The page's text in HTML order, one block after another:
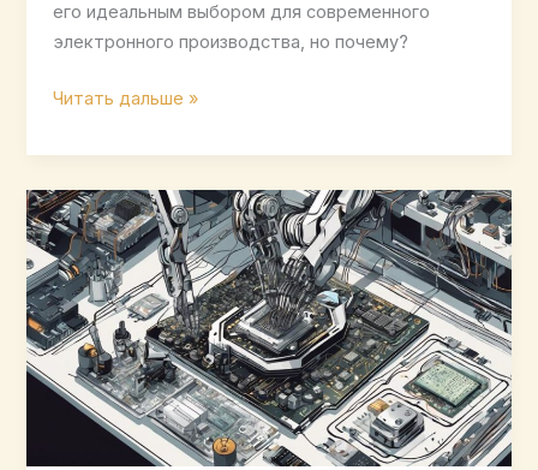
его идеальным выбором для современного
электронного производства, но почему?
Что
SMT
лучшим
выбором?
Читать дальше »